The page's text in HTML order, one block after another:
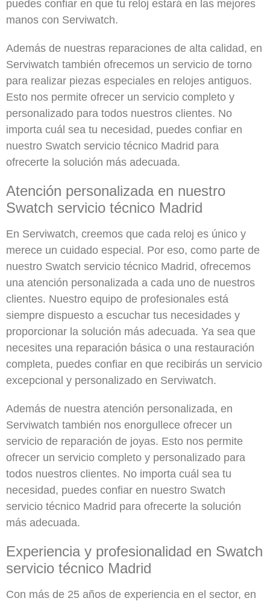
puedes confiar en que tu reloj estará en las mejores
manos con Serviwatch.
Además de nuestras reparaciones de alta calidad, en
Serviwatch también ofrecemos un servicio de torno
para realizar piezas especiales en relojes antiguos.
Esto nos permite ofrecer un servicio completo y
personalizado para todos nuestros clientes. No
importa cuál sea tu necesidad, puedes confiar en
nuestro Swatch servicio técnico Madrid para
ofrecerte la solución más adecuada.
Atención personalizada en nuestro
Swatch servicio técnico Madrid
En Serviwatch, creemos que cada reloj es único y
merece un cuidado especial. Por eso, como parte de
nuestro Swatch servicio técnico Madrid, ofrecemos
una atención personalizada a cada uno de nuestros
clientes. Nuestro equipo de profesionales está
siempre dispuesto a escuchar tus necesidades y
proporcionar la solución más adecuada. Ya sea que
necesites una reparación básica o una restauración
completa, puedes confiar en que recibirás un servicio
excepcional y personalizado en Serviwatch.
Además de nuestra atención personalizada, en
Serviwatch también nos enorgullece ofrecer un
servicio de reparación de joyas. Esto nos permite
ofrecer un servicio completo y personalizado para
todos nuestros clientes. No importa cuál sea tu
necesidad, puedes confiar en nuestro Swatch
servicio técnico Madrid para ofrecerte la solución
más adecuada.
Experiencia y profesionalidad en Swatch
servicio técnico Madrid
Con más de 25 años de experiencia en el sector, en